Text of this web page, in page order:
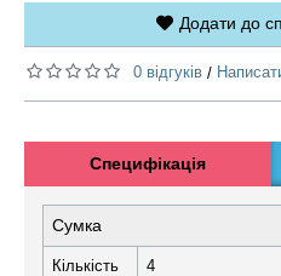
Додати до
0 відгуків /
Специфікація
Сумка
Кількість
4